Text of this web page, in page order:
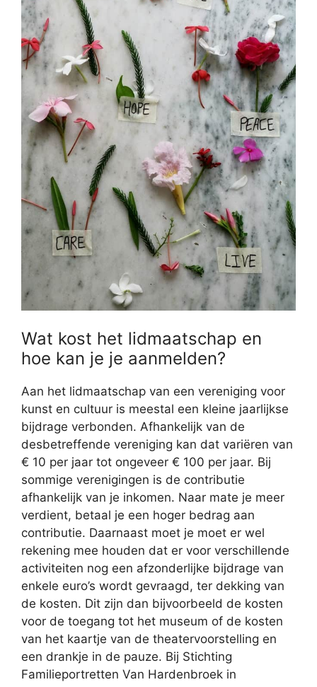
Wat kost het lidmaatschap en
hoe kan je je aanmelden?
Aan het lidmaatschap van een vereniging voor
kunst en cultuur is meestal een kleine jaarlijkse
bijdrage verbonden. Afhankelijk van de
desbetreffende vereniging kan dat variëren van
€ 10 per jaar tot ongeveer € 100 per jaar. Bij
sommige verenigingen is de contributie
afhankelijk van je inkomen. Naar mate je meer
verdient, betaal je een hoger bedrag aan
contributie. Daarnaast moet je moet er wel
rekening mee houden dat er voor verschillende
activiteiten nog een afzonderlijke bijdrage van
enkele euro’s wordt gevraagd, ter dekking van
de kosten. Dit zijn dan bijvoorbeeld de kosten
voor de toegang tot het museum of de kosten
van het kaartje van de theatervoorstelling en
een drankje in de pauze. Bij Stichting
Familieportretten Van Hardenbroek in